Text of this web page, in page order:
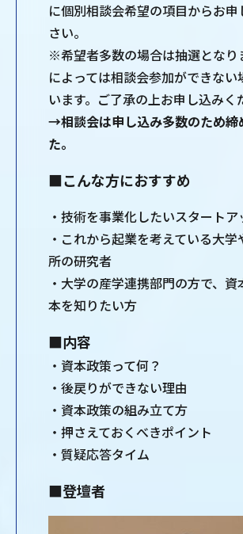
に個別相談会希望の項目からお申
さい。
※希望者多数の場合は抽選となり
によっては相談会参加ができない
います。ご了承の上お申し込みく
→相談会は申し込み多数のため締
た。
■こんな方におすすめ
・技術を事業化したいスタートア
・これから起業を考えている大学
所の研究者
・大学の産学連携部門の方で、資
本を知りたい方
■内容
・資本政策って何？
・後戻りができない理由
・資本政策の組み立て方
・押さえておくべきポイント
・質疑応答タイム
■登壇者